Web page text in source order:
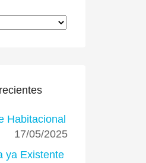
categorías
Habitacional
17/05/2025
ya Existente